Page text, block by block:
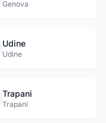
Genova
Udine
Udine
Trapani
Trapani